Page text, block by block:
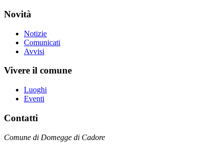
Novità
Notizie
Comunicati
Avvisi
Vivere il comune
Luoghi
Eventi
Contatti
Comune di Domegge di Cadore